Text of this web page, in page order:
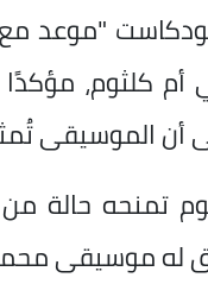
"موعد
أم كلثوم،
أن الموسيقى
تمنحه حالة
له موسيقى